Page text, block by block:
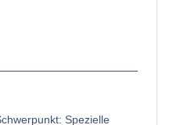
Spezielle